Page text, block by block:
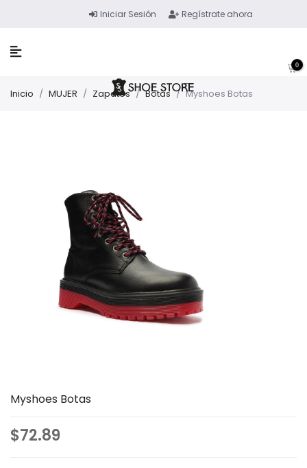
Iniciar Sesión Regístrate ahora
0
Inicio / MUJER / Zapatos / Botas / Myshoes Botas
Myshoes Botas
$72.89